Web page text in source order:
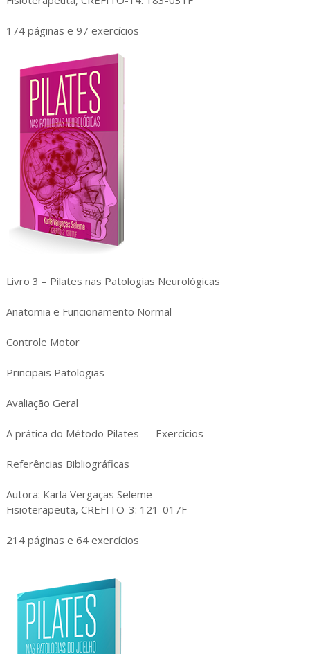
174 páginas e 97 exercícios
Livro 3 – Pilates nas Patologias Neurológicas
Anatomia e Funcionamento Normal
Controle Motor
Principais Patologias
Avaliação Geral
A prática do Método Pilates — Exercícios
Referências Bibliográficas
Autora: Karla Vergaças Seleme
Fisioterapeuta, CREFITO-3: 121-017F
214 páginas e 64 exercícios